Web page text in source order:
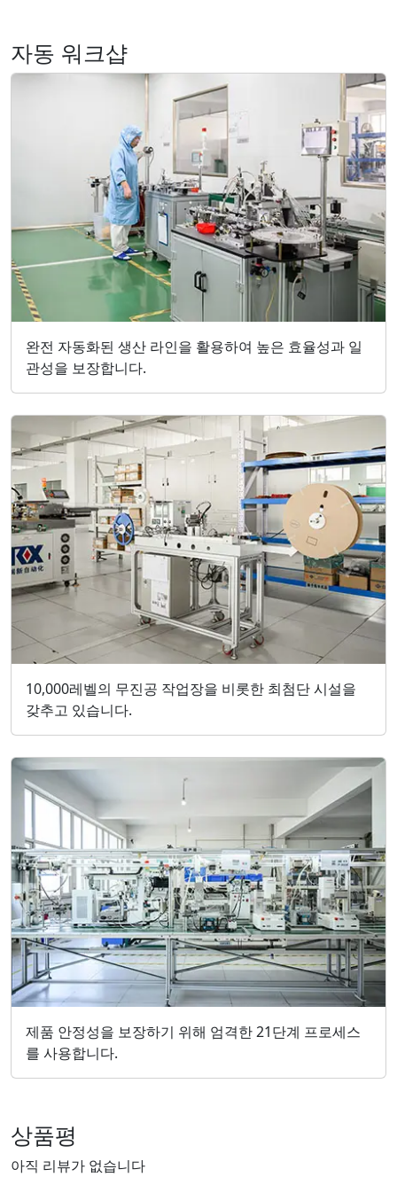
자동 워크샵
완전 자동화된 생산 라인을 활용하여 높은 효율성과 일
관성을 보장합니다.
10,000레벨의 무진공 작업장을 비롯한 최첨단 시설을
갖추고 있습니다.
제품 안정성을 보장하기 위해 엄격한 21단계 프로세스
를 사용합니다.
상품평
아직 리뷰가 없습니다